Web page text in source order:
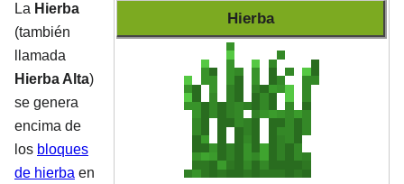
Hierba
La Hierba
(también
llamada
Hierba Alta)
se genera
encima de
los bloques
de hierba en